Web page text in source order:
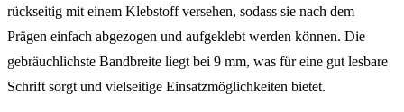
rückseitig mit einem Klebstoff versehen, sodass sie nach dem
Prägen einfach abgezogen und aufgeklebt werden können. Die
gebräuchlichste Bandbreite liegt bei 9 mm, was für eine gut lesbare
Schrift sorgt und vielseitige Einsatzmöglichkeiten bietet.